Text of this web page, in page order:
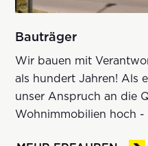
Bauträger
Wir bauen mit
als hundert Jahren! Als
unser Anspruch an die
Wohnimmobilien hoch